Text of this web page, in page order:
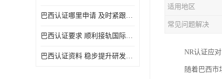
巴西认证哪里申请 及时紧跟法规变化
巴西认证要求 顺利接轨国际规范
巴西认证资料 稳步提升研发能力
适用地区
常见问题解决
NR认证应
随着巴西市